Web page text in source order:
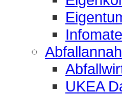
UKEA